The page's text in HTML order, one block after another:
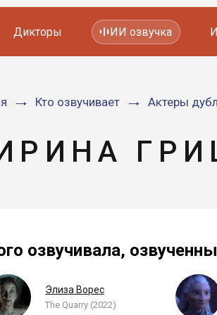
Мультфильмов
Дикторы ИИ озвучка
Кто озвучивает Актеры
озвучивала,
Элиза Ворес
The Quarry (2022)